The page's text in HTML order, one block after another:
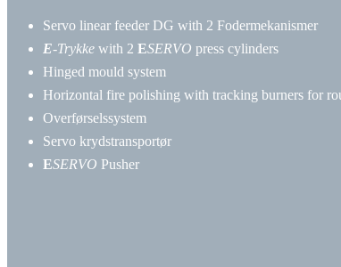
Servo linear feeder DG with 2 Fodermekanismer
E-Trykke with 2 ESERVO press cylinders
Hinged mould system
Horizontal fire polishing with tracking burners for
Overførselssystem
Servo krydstransportør
ESERVO Pusher